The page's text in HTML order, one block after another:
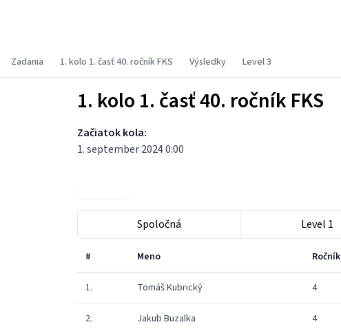
Zadania 1. kolo 1. časť 40. ročník FKS Výsledky Level 3
1. kolo 1. časť 40. ročník FKS
Začiatok kola:
1. september 2024 0:00
Spoločná Level 1
# Meno Ročník
1. Tomáš Kubrický 4
2. Jakub Buzalka 4